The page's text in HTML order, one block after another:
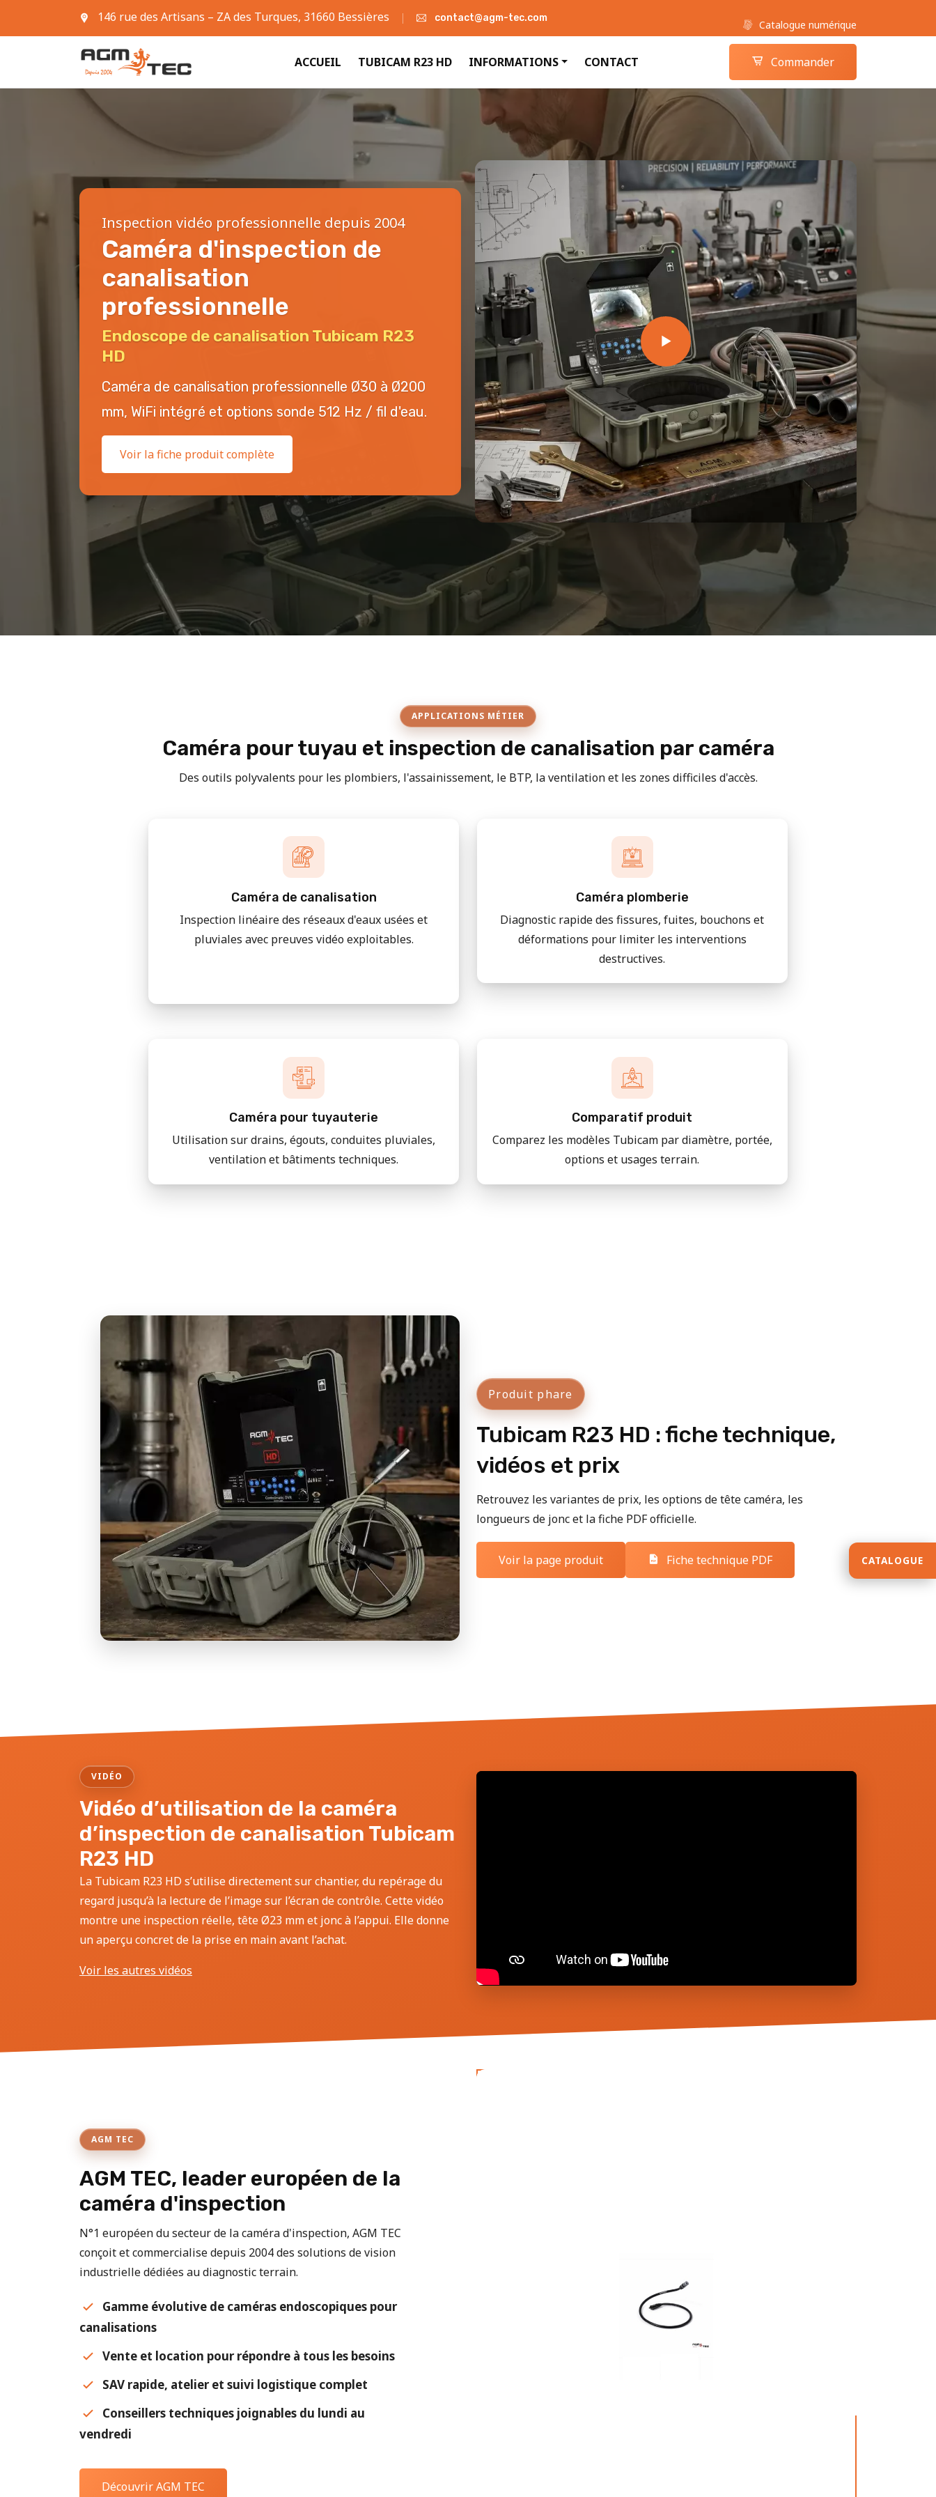
146 rue des Artisans – ZA des Turques, 31660 Bessières contact@agm-tec.com
05 61 42 90 63
Catalogue numérique
Boutique camera-inspection.com
Panier
ACCUEIL TUBICAM R23 HD INFORMATIONS CONTACT Commander
Inspection vidéo professionnelle depuis 2004
Caméra d'inspection de
canalisation
professionnelle
Endoscope de canalisation Tubicam R23
HD
Caméra de canalisation professionnelle Ø30 à Ø200
mm, WiFi intégré et options sonde 512 Hz / fil d'eau.
Voir la fiche produit complète
APPLICATIONS MÉTIER
Caméra pour tuyau et inspection de canalisation par caméra
Des outils polyvalents pour les plombiers, l'assainissement, le BTP, la ventilation et les zones difficiles d'accès.
Caméra de canalisation
Inspection linéaire des réseaux d'eaux usées et
pluviales avec preuves vidéo exploitables.
Caméra plomberie
Diagnostic rapide des fissures, fuites, bouchons et
déformations pour limiter les interventions
destructives.
Caméra pour tuyauterie
Utilisation sur drains, égouts, conduites pluviales,
ventilation et bâtiments techniques.
Comparatif produit
Comparez les modèles Tubicam par diamètre, portée,
options et usages terrain.
Produit phare
Tubicam R23 HD : fiche technique,
vidéos et prix
Retrouvez les variantes de prix, les options de tête caméra, les
longueurs de jonc et la fiche PDF officielle.
Voir la page produit Fiche technique PDF
VIDÉO
Vidéo d’utilisation de la caméra
d’inspection de canalisation Tubicam
R23 HD
La Tubicam R23 HD s’utilise directement sur chantier, du repérage du
regard jusqu’à la lecture de l’image sur l’écran de contrôle. Cette vidéo
montre une inspection réelle, tête Ø23 mm et jonc à l’appui. Elle donne
un aperçu concret de la prise en main avant l’achat.
Voir les autres vidéos
AGM TEC
AGM TEC, leader européen de la
caméra d'inspection
N°1 européen du secteur de la caméra d'inspection, AGM TEC
conçoit et commercialise depuis 2004 des solutions de vision
industrielle dédiées au diagnostic terrain.
Gamme évolutive de caméras endoscopiques pour
canalisations
Vente et location pour répondre à tous les besoins
SAV rapide, atelier et suivi logistique complet
Conseillers techniques joignables du lundi au
vendredi
Découvrir AGM TEC
CATALOGUE